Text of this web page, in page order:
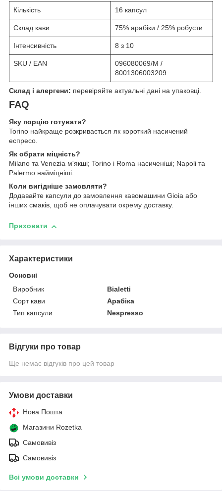
Кількість 16 капсул
Склад кави 75% арабіки / 25% робусти
Інтенсивність 8 з 10
SKU / EAN
096080069/M /
8001306003209
Склад і алергени: перевіряйте актуальні дані на упаковці.
FAQ
Яку порцію готувати?
Torino найкраще розкривається як короткий насичений
еспресо.
Як обрати міцність?
Milano та Venezia м'якші; Torino і Roma насиченіші; Napoli та
Palermo найміцніші.
Коли вигідніше замовляти?
Додавайте капсули до замовлення кавомашини Gioia або
інших смаків, щоб не оплачувати окрему доставку.
Приховати
Характеристики
Основні
Виробник
Bialetti
Сорт кави
Арабіка
Тип капсули
Nespresso
Відгуки про товар
Ще немає відгуків про цей товар
Умови доставки
Нова Пошта
Магазини Rozetka
Самовивіз
Самовивіз
Всі умови доставки